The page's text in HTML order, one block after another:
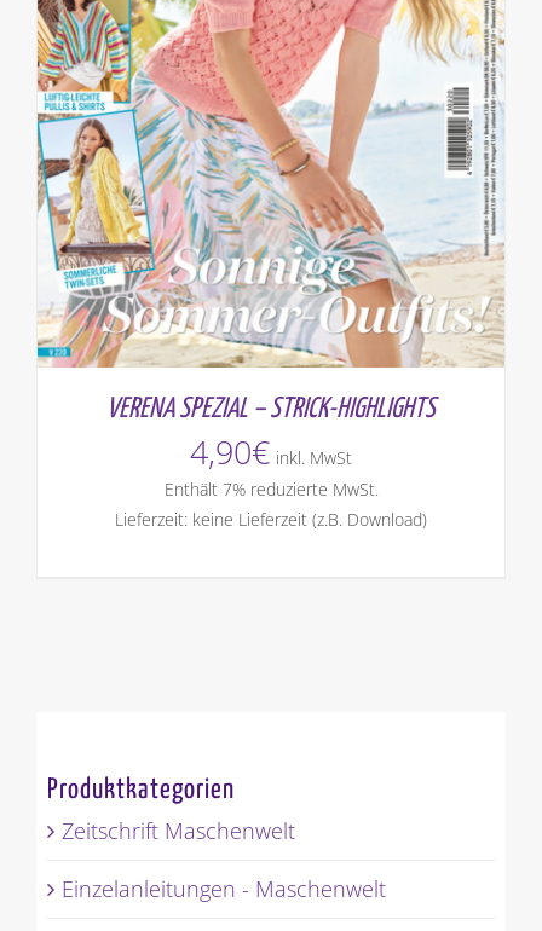
VERENA SPEZIAL – STRICK-HIGHLIGHTS
4,90€ inkl. MwSt
Enthält 7% reduzierte MwSt.
Lieferzeit: keine Lieferzeit (z.B. Download)
Produktkategorien
Zeitschrift Maschenwelt
Einzelanleitungen - Maschenwelt